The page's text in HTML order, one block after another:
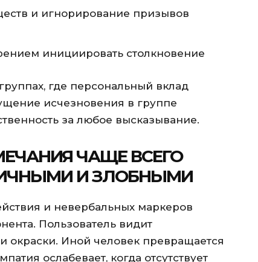
и игнорирование призывов
инициировать столкновение
где персональный вклад
исчезновения в группе
за любое высказывание.
ЧАЩЕ ВСЕГО
И ЗЛОБНЫМИ
и невербальных маркеров
Пользователь видит
окраски. Иной человек превращается
ослабевает, когда отсутствует